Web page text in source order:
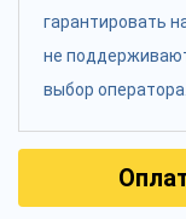
гарантировать
не
выбор оператора.